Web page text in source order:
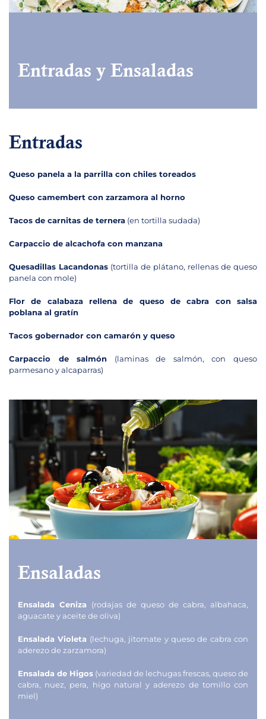
Entradas y Ensaladas
Entradas
Queso panela a la parrilla con chiles toreados
Queso camembert con zarzamora al horno
Tacos de carnitas de ternera (en tortilla sudada)
Carpaccio de alcachofa con manzana
Quesadillas Lacandonas (tortilla de plátano, rellenas de queso
panela con mole)
Flor de calabaza rellena de queso de cabra con salsa
poblana al gratín
Tacos gobernador con camarón y queso
Carpaccio de salmón (laminas de salmón, con queso
parmesano y alcaparras)
Ensaladas
Ensalada Ceniza (rodajas de queso de cabra, albahaca,
aguacate y aceite de oliva)
Ensalada Violeta (lechuga, jitomate y queso de cabra con
aderezo de zarzamora)
Ensalada de Higos (variedad de lechugas frescas, queso de
cabra, nuez, pera, higo natural y aderezo de tomillo con
miel)